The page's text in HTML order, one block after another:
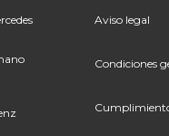
Aviso legal
Condiciones